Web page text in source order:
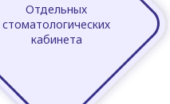
Отдельных
стоматологических
кабинета